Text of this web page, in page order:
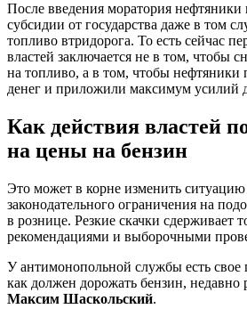
После введения моратория нефтяники
субсидии от государства даже в том
топливо втридорога. То есть сейчас
властей заключается не в том, чтобы
на топливо, а в том, чтобы нефтяники
денег и приложили максимум усилий
Как действия властей
на цены на бензин
Это может в корне изменить ситуацию
законодательного ограничения на
в рознице. Резкие скачки сдерживает
рекомендациями и выборочными
У антимонопольной службы есть свое
как должен дорожать бензин, недавно
Максим Шаскольский.